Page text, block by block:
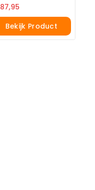
87,95
Bekijk Product